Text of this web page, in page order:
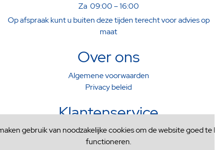
gebruik van noodzakelijke cookies om de website goed te
functioneren.
Za 09:00 – 16:00
Op afspraak kunt u buiten deze tijden terecht voor advies op
maat
Over ons
Algemene voorwaarden
Privacy beleid
Klantenservice
Verzenden & Afhalen
Ruilen & Retourneren